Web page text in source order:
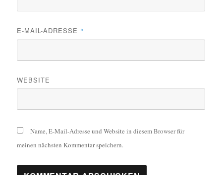
E-MAIL-ADRESSE *
WEBSITE
Name, E-Mail-Adresse und Website in diesem Browser für
meinen nächsten Kommentar speichern.